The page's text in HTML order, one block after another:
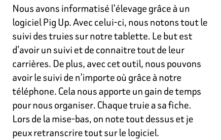
Nous avons informatisé l’élevage grâce à un
logiciel Pig Up. Avec celui-ci, nous notons tout le
suivi des truies sur notre tablette. Le but est
d’avoir un suivi et de connaitre tout de leur
carrières. De plus, avec cet outil, nous pouvons
avoir le suivi de n’importe où grâce à notre
téléphone. Cela nous apporte un gain de temps
pour nous organiser. Chaque truie a sa fiche.
Lors de la mise-bas, on note tout dessus et je
peux retranscrire tout sur le logiciel.